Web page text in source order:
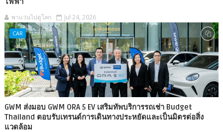
พาแว่นไปดูโลก Jul 24, 2026
CAR
GWM ส่งมอบ GWM ORA 5 EV เสริมทัพบริการรถเช่า Budget
Thailand ตอบรับเทรนด์การเดินทางประหยัดและเป็นมิตรต่อสิ่ง
แวดล้อม